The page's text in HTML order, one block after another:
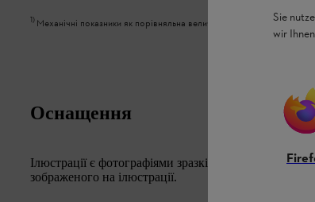
1) Механічні показники як порівняльна величина з бензиновою
Оснащення
Ілюстрації є фотографіями зразків. Зовнішній
зображеного на ілюстрації.
Sie
wir